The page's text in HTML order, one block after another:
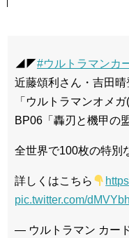
◢◤#ウルトラマンカ
近藤頌利さん・吉田
「ウルトラマンオメ
BP06「轟刃と機甲の
全世界で100枚の特別
詳しくはこちら
pic.twitter.com/
— ウルトラマン カー